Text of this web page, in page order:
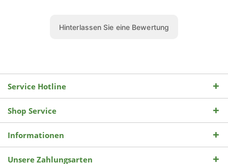
Service Hotline
Shop Service
Informationen
Unsere Zahlungsarten